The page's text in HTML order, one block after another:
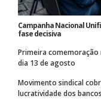
Campanha Nacional
fase decisiva
Primeira comemoração
dia 13 de agosto
Movimento sindical
lucratividade dos bancos